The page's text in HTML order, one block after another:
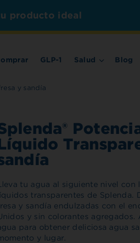
producto ideal
GLP-1 Salud Blog
y sandía
tu agua al siguiente nivel con
transparentes de Splenda.
y sandía endulzadas con el
y sin colorantes agregados.
para obtener deliciosa agua
y lugar.